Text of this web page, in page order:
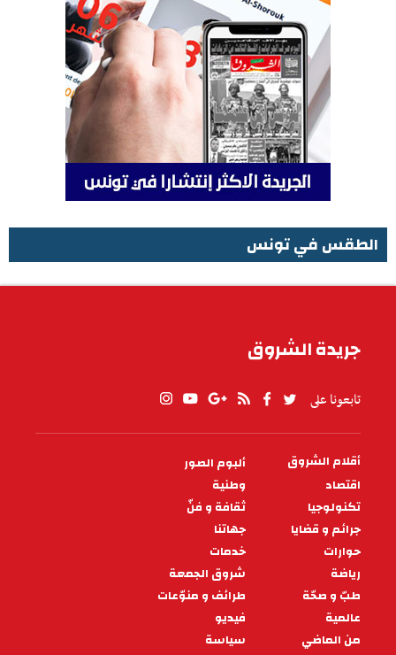
الطقس في تونس
جريدة الشروق
تابعونا على
PIED
DE
PAGE
أقلام الشروق
ألبوم الصور
اقتصاد
وطنية
تكنولوجيا
ثقافة و فنّ
جرائم و قضايا
جهاتنا
حوارات
خدمات
رياضة
شروق الجمعة
طبّ و صحّة
طرائف و منوّعات
عالمية
فيديو
من الماضي
سياسة